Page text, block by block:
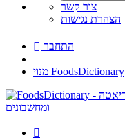
צור קשר
הצהרת נגישות
 התחבר
מנוי FoodsDictionary
